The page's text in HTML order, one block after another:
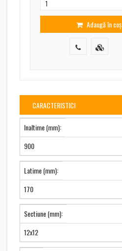
Adaugă în coș
CARACTERISTICI
Inaltime (mm):
900
Latime (mm):
170
Sectiune (mm):
12x12